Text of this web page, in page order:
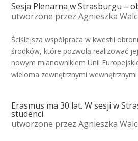
Sesja Plenarna w Strasburgu –
utworzone przezAgnieszka
Ściślejsza współpraca w kwestii
środków, które pozwolą realizować
nowym mianownikiem Unii
wieloma zewnętrznymi wewnętrznymi
Erasmus ma 30 lat. W sesji w
studenci
utworzone przezAgnieszka